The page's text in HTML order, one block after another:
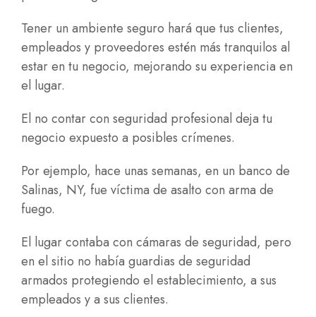
Tener un ambiente seguro hará que tus clientes,
empleados y proveedores estén más tranquilos al
estar en tu negocio, mejorando su experiencia en
el lugar.
El no contar con seguridad profesional deja tu
negocio expuesto a posibles crímenes.
Por ejemplo, hace unas semanas, en un banco de
Salinas, NY, fue víctima de asalto con arma de
fuego.
El lugar contaba con cámaras de seguridad, pero
en el sitio no había guardias de seguridad
armados protegiendo el establecimiento, a sus
empleados y a sus clientes.